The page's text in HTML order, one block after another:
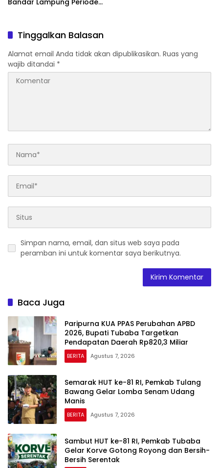
Bandar Lampung Periode
Tinggalkan Balasan
Alamat email Anda tidak akan dipublikasikan. Ruas yang
wajib ditandai *
Simpan nama, email, dan situs web saya pada
peramban ini untuk komentar saya berikutnya.
Baca Juga
Paripurna KUA PPAS Perubahan APBD
2026, Bupati Tubaba Targetkan
Pendapatan Daerah Rp820,3 Miliar
BERITA Agustus 7, 2026
Semarak HUT ke-81 RI, Pemkab Tulang
Bawang Gelar Lomba Senam Udang
Manis
BERITA Agustus 7, 2026
Sambut HUT ke-81 RI, Pemkab Tubaba
Gelar Korve Gotong Royong dan Bersih-
Bersih Serentak